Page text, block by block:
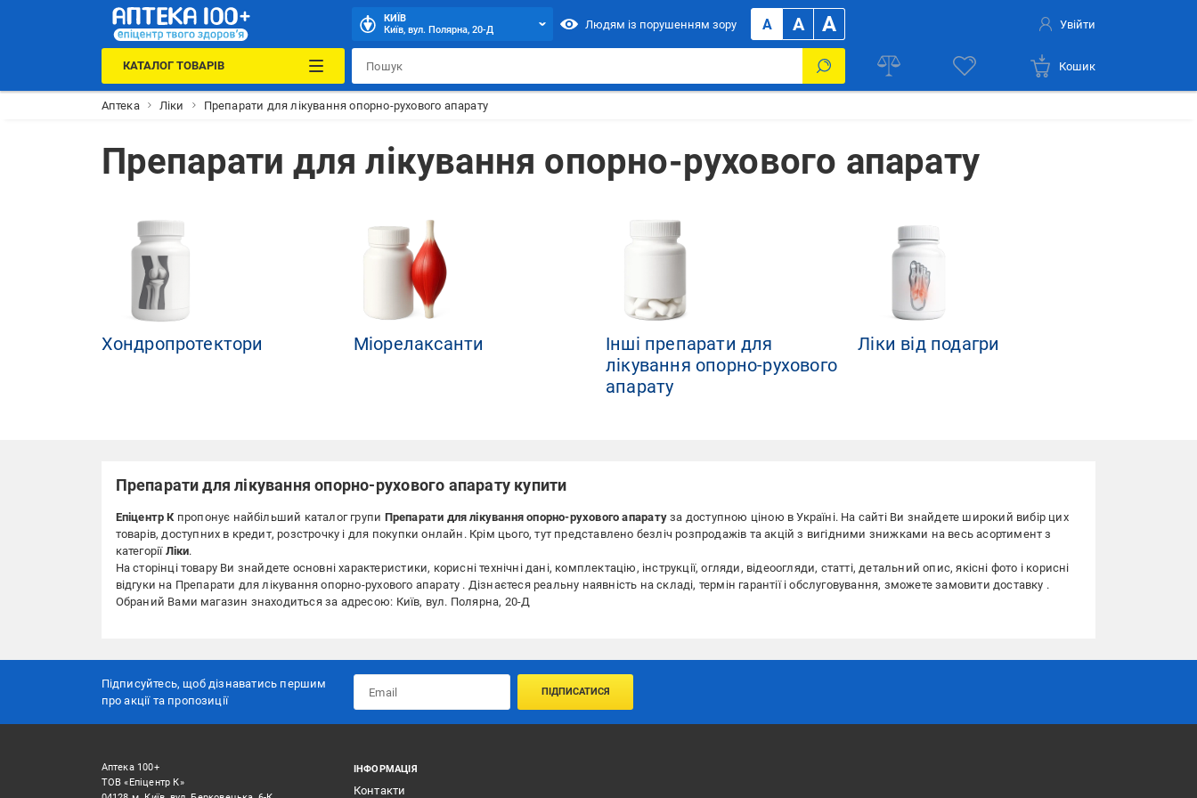
КИЇВ
Київ, вул. Полярна, 20-Д
Людям із порушенням зору A A A Увійти
КАТАЛОГ ТОВАРІВ Кошик
Аптека Ліки Препарати для лікування опорно-рухового апарату
Препарати для лікування опорно-рухового апарату
Хондропротектори Міорелаксанти
Інші препарати для
лікування опорно-рухового
апарату
Ліки від подагри
Препарати для лікування опорно-рухового апарату купити
Епіцентр Кпропонує найбільший каталог групи Препарати для лікування опорно-рухового апаратуза доступною ціною в Україні. На сайті Ви знайдете широкий вибір цих
товарів, доступних в кредит, розстрочку і для покупки онлайн. Крім цього, тут представлено безліч розпродажів та акцій з вигідними знижками на весь асортимент з
категорії Ліки.
На сторінці товару Ви знайдете основні характеристики, корисні технічні дані, комплектацію, інструкції, огляди, відеоогляди, статті, детальний опис, якісні фото і корисні
відгуки на Препарати для лікування опорно-рухового апарату . Дізнаєтеся реальну наявність на складі, термін гарантії і обслуговування, зможете замовити доставку .
Обраний Вами магазин знаходиться за адресою: Київ, вул. Полярна, 20-Д
Підписуйтесь, щоб дізнаватись першим
про акції та пропозиції
ПІДПИСАТИСЯ
Аптека 100+
ТОВ «Епіцентр К»
ІНФОРМАЦІЯ
Контакти